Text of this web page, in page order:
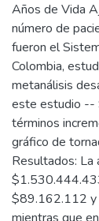
Años de Vida
número de
fueron el
Colombia,
metanálisis
este estudio --
términos
gráfico de
Resultados: La
$89.162.112 y